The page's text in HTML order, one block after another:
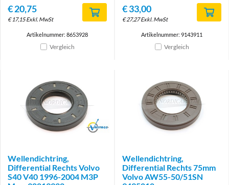
€20,75
€17,15 Exkl. MwSt
Artikelnummer: 8653928
Vergleich
€33,00
€27,27 Exkl. MwSt
Artikelnummer: 9143911
Vergleich
Brand
Wellendichtring,
Differential Rechts Volvo
S40 V40 1996-2004 M3P
Wellendichtring,
Differential Rechts 75mm
Volvo AW55-50/51SN